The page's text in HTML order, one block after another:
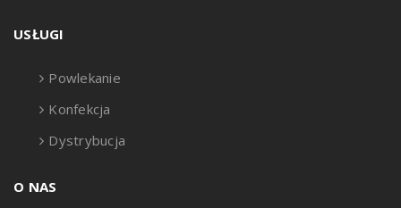
USŁUGI
Powlekanie
Konfekcja
Dystrybucja
O NAS